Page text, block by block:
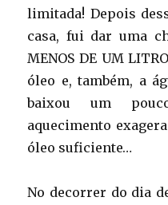
limitada! Depois
casa, fui dar uma
MENOS DE UM
óleo e, também, a
baixou um
aquecimento
óleo suficiente…
No decorrer do dia